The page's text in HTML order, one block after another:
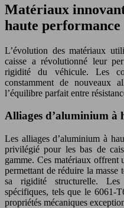
Matériaux
haute performance
L’évolution des matériaux
caisse a révolutionné leur
rigidité du véhicule. Les
constamment de nouveaux
l’équilibre parfait entre
Alliages d’aluminium à
Les alliages d’aluminium à
privilégié pour les bas de
gamme. Ces matériaux offrent
permettant de réduire la masse
sa rigidité structurelle.
spécifiques, tels que le 6061-
propriétés mécaniques